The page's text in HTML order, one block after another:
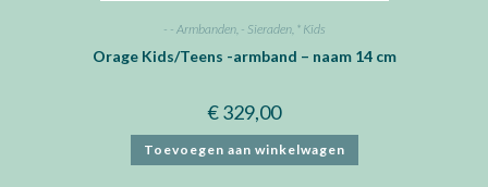
- - Armbanden, - Sieraden, * Kids
Orage Kids/Teens -armband – naam 14 cm
€329,00
Toevoegen aan winkelwagen